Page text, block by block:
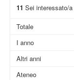
11 Sei interessato/
Totale
I anno
Altri anni
Ateneo